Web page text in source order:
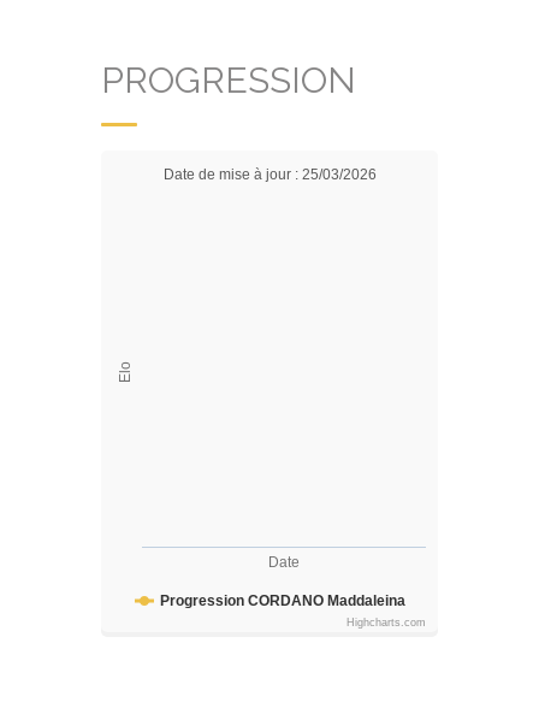
PROGRESSION
Date
Elo
Date de mise à jour : 25/03/2026
Progression CORDANO Maddaleina
Highcharts.com